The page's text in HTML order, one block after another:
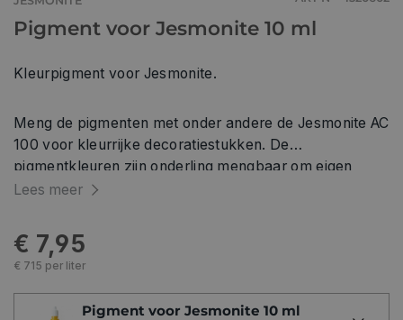
Pigment voor Jesmonite 10 ml
Kleurpigment voor Jesmonite.
Meng de pigmenten met onder andere de Jesmonite AC
100 voor kleurrijke decoratiestukken. De
pigmentkleuren zijn onderling mengbaar om eigen
unieke kleuren te maken.
Lees meer
€ 7,95
€ 715 per liter
Pigment voor Jesmonite 10 ml